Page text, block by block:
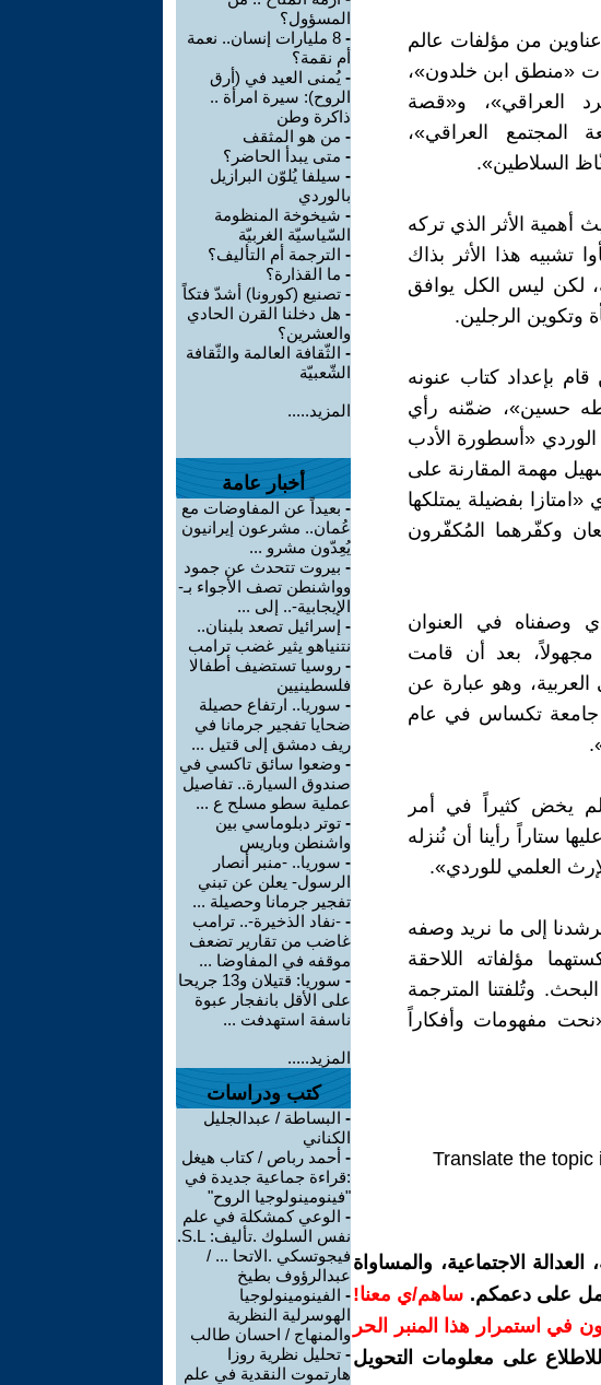
من مؤلفات عالم
«منطق ابن خلدون»،
العراقي»، و«قصة
المجتمع العراقي»،
السلاطين».
الأثر الذي تركه
تشبيه هذا الأثر بذاك
لكن ليس الكل يوافق
وتكوين الرجلين.
بإعداد كتاب عنونه
حسين»، ضمّنه رأي
«أسطورة الأدب
مهمة المقارنة على
بفضيلة يمتلكها
وكفّرهما المُكفّرون
وصفناه في العنوان
مجهولاً، بعد أن قامت
العربية، وهو عبارة عن
جامعة تكساس في عام
لم يخض كثيراً في أمر
ستاراً رأينا أن نُنزله
العلمي للوردي».
إلى ما نريد وصفه
مؤلفاته اللاحقة
وتُلفتنا المترجمة
مفهومات وأفكاراً
Translate the
الاجتماعية، والمساواة
على دعمكم. ساهم/ي معنا!
في استمرار هذا المنبر الحر
للاطلاع على معلومات التحويل
المسؤول؟
-
8 مليارات إنسان.. نعمة
أم نقمة؟
- يُمنى العيد في (أرق
الروح): سيرة امرأة ..
ذاكرة وطن
- من هو المثقف
- متى يبدأ الحاضر؟
- سيلفا يُلوّن البرازيل
بالوردي
- شيخوخة المنظومة
السّياسيّة الغربيّة
- الترجمة أم التأليف؟
- ما القذارة؟
- تصنيع (كورونا) أشدّ فتكاً
- هل دخلنا القرن الحادي
والعشرين؟
- الثّقافة العالمة والثّقافة
الشّعبيّة
المزيد.....
أخبار عامة
- بعيداً عن المفاوضات مع
عُمان.. مشرعون إيرانيون
يُعِدّون مشرو ...
- بيروت تتحدث عن جمود
وواشنطن تصف الأجواء بـ-
الإيجابية-.. إلى ...
- إسرائيل تصعد بلبنان..
نتنياهو يثير غضب ترامب
- روسيا تستضيف أطفالا
فلسطينيين
- سوريا.. ارتفاع حصيلة
ضحايا تفجير جرمانا في
ريف دمشق إلى قتيل ...
- وضعوا سائق تاكسي في
صندوق السيارة.. تفاصيل
عملية سطو مسلح ع ...
- توتر دبلوماسي بين
واشنطن وباريس
- سوريا.. -منبر أنصار
الرسول- يعلن عن تبني
تفجير جرمانا وحصيلة ...
- -نفاد الذخيرة-.. ترامب
غاضب من تقارير تضعف
موقفه في المفاوضا ...
-
سوريا: قتيلان و13 جريحا
على الأقل بانفجار عبوة
ناسفة استهدفت ...
المزيد.....
كتب ودراسات
- البساطة / عبدالجليل
الكناني
- أحمد رباص / كتاب هيغل
:قراءة جماعية جديدة في
"فينومينولوجيا الروح"
- الوعي كمشكلة في علم
نفس السلوك .تأليف: S.L.
فيجوتسكي .الاتحا ... /
عبدالرؤوف بطيخ
- الفينومينولوجيا
الهوسرلية النظرية
والمنهاج / احسان طالب
- تحليل نظرية روزا
هارتموت النقدية في علم